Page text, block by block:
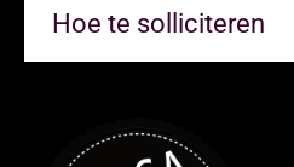
Hoe te solliciteren